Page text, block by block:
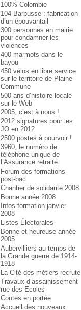
100% Colombie
104 Barbusse : fabrication
d’un épouvantail
300 personnes en mairie
pour condamner les
violences
400 marmots dans le
bayou
450 vélos en libre service
sur le territoire de Plaine
Commune
500 ans d’histoire locale
sur le Web
2005, c’est à nous !
2012 signatures pour les
JO en 2012
2500 postes à pourvoir !
3960, le numéro de
téléphone unique de
l’Assurance retraite
Forum des formations
post-bac
Chantier de solidarité 2008
Bonne année 2008
Infos formation janvier
2008
Listes Électorales
Bonne et heureuse année
2005
Aubervilliers au temps de
la Grande guerre de 1914-
1918
La Cité des métiers recrute
Travaux d’assainissement
rue des Ecoles
Contes en portée
Accueil des nouveaux